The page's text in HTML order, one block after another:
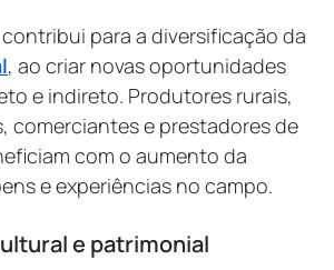
para a diversificação da
, ao criar novas oportunidades
e indireto. Produtores rurais,
comerciantes e prestadores de
com o aumento da
e experiências no campo.
e patrimonial